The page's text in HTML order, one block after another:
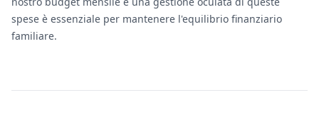
spese è essenziale per mantenere l'equilibrio finanziario
familiare.